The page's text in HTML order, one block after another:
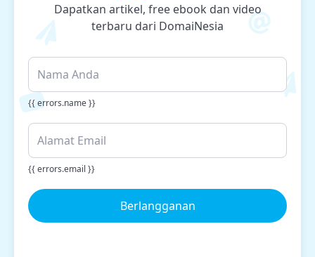
Dapatkan artikel, free ebook dan video
terbaru dari DomaiNesia
{{ errors.name }}
{{ errors.email }}
Berlangganan